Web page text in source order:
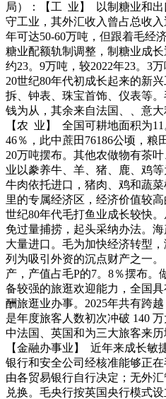
局）：【工 业】 以制糖业和
守工业，其外汇收入曾占总收
年可达50-60万吨，但跟着毛经
糖业配额轨制调整，制糖业成
约23。9万吨，较2022年23。3
20世纪80年代初成长起来的新
拆、钟表、珠宝首饰、仪表等
钱为从，其余来自法国、、意大
【农 业】 全国可耕地面积为
46％，此中蔗田76186公顷，粮
20万吨摆布。其他农做物有茶
业以豢养牛、羊、猪、鹿、鸡
牛肉依托进口，猪肉、鸡和蔬
里的专属经济区，经济价值较
世纪80年代毛打鱼业成长较快
免过量捕捞，起头采纳办法。
大量进口。毛为加快经济转型
列为吸引外资的沉点财产之一
产，产值占毛P的7。8％摆布。
备较强的旅逛欢迎能力，全国
酬旅逛业办事。2025年共有跨
是年度旅客人数初次冲破 140
中法国、英国和为三大旅客来
【金融办事业】 近年来成长敏
银行和安全公司经核准能够正
由各贸易银行自行决定；无外
兑换。毛央行按英国央行模式